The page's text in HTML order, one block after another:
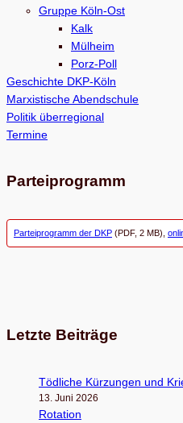
Gruppe Köln-Ost
Kalk
Mülheim
Porz-Poll
Geschichte DKP-Köln
Marxistische Abendschule
Politik überregional
Termine
Parteiprogramm
Parteiprogramm der DKP (PDF, 2 MB),
Letzte Beiträge
Töd­li­che Kür­zun­gen und
13. Juni 2026
Rota­tion